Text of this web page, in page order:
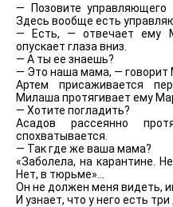
— Позовите
Здесь вообще есть
— Есть, — отвечает ему
опускает глаза вниз.
— А ты ее знаешь?
— Это наша мама, — говорит
Артем присаживается
Милаша протягивает ему
— Хотите погладить?
Асадов рассеянно
спохватывается.
— Так где же ваша мама?
«Заболела, на карантине.
Нет, в тюрьме»…
Он не должен меня видеть,
И узнает, что у него есть три